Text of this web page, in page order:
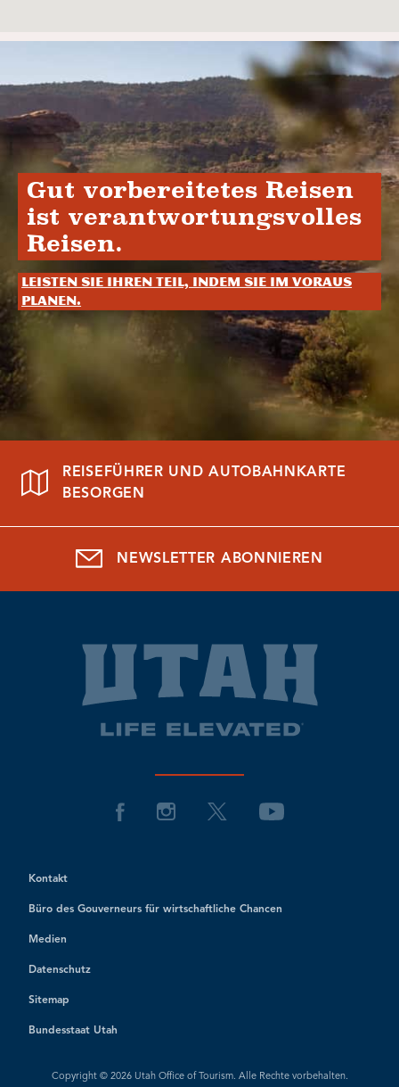
Gut vorbereitetes Reisen
ist verantwortungsvolles
Reisen.
Leisten Sie Ihren Teil, indem Sie im Voraus
planen.
REISEFÜHRER UND AUTOBAHNKARTE
BESORGEN
NEWSLETTER ABONNIEREN
Kontakt
Büro des Gouverneurs für wirtschaftliche Chancen
Medien
Datenschutz
Sitemap
Bundesstaat Utah
Copyright © 2026 Utah Office of Tourism. Alle Rechte vorbehalten.